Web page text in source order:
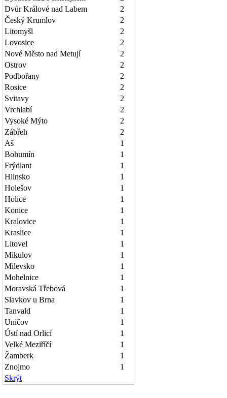
Dvůr Králové nad Labem
2
Český Krumlov
2
Litomyšl
2
Lovosice
2
Nové Město nad Metují
2
Ostrov
2
Podbořany
2
Rosice
2
Svitavy
2
Vrchlabí
2
Vysoké Mýto
2
Zábřeh
2
Aš
1
Bohumín
1
Frýdlant
1
Hlinsko
1
Holešov
1
Holice
1
Konice
1
Kralovice
1
Kraslice
1
Litovel
1
Mikulov
1
Milevsko
1
Mohelnice
1
Moravská Třebová
1
Slavkov u Brna
1
Tanvald
1
Uničov
1
Ústí nad Orlicí
1
Velké Meziříčí
1
Žamberk
1
Znojmo
1
Skrýt